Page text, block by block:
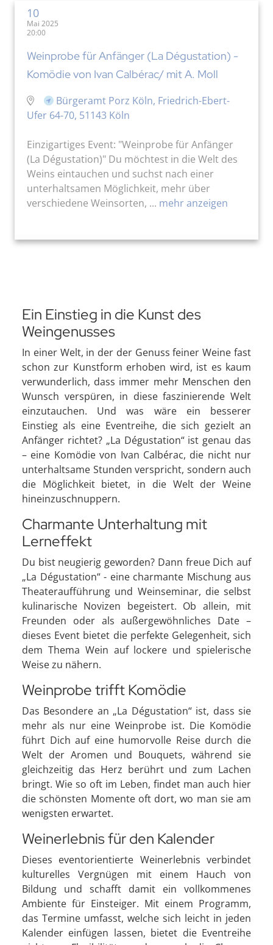
10
Mai 2025
20:00
Weinprobe für Anfänger (La Dégustation) -
Komödie von Ivan Calbérac/ mit A. Moll
Bürgeramt Porz Köln, Friedrich-Ebert-
Ufer 64-70, 51143 Köln
Einzigartiges Event: "Weinprobe für Anfänger
(La Dégustation)" Du möchtest in die Welt des
Weins eintauchen und suchst nach einer
unterhaltsamen Möglichkeit, mehr über
verschiedene Weinsorten, ... mehr anzeigen
Ein Einstieg in die Kunst des
Weingenusses
In einer Welt, in der der Genuss feiner Weine fast
schon zur Kunstform erhoben wird, ist es kaum
verwunderlich, dass immer mehr Menschen den
Wunsch verspüren, in diese faszinierende Welt
einzutauchen. Und was wäre ein besserer
Einstieg als eine Eventreihe, die sich gezielt an
Anfänger richtet? „La Dégustation“ ist genau das
– eine Komödie von Ivan Calbérac, die nicht nur
unterhaltsame Stunden verspricht, sondern auch
die Möglichkeit bietet, in die Welt der Weine
hineinzuschnuppern.
Charmante Unterhaltung mit
Lerneffekt
Du bist neugierig geworden? Dann freue Dich auf
„La Dégustation“ - eine charmante Mischung aus
Theateraufführung und Weinseminar, die selbst
kulinarische Novizen begeistert. Ob allein, mit
Freunden oder als außergewöhnliches Date –
dieses Event bietet die perfekte Gelegenheit, sich
dem Thema Wein auf lockere und spielerische
Weise zu nähern.
Weinprobe trifft Komödie
Das Besondere an „La Dégustation“ ist, dass sie
mehr als nur eine Weinprobe ist. Die Komödie
führt Dich auf eine humorvolle Reise durch die
Welt der Aromen und Bouquets, während sie
gleichzeitig das Herz berührt und zum Lachen
bringt. Wie so oft im Leben, findet man auch hier
die schönsten Momente oft dort, wo man sie am
wenigsten erwartet.
Weinerlebnis für den Kalender
Dieses eventorientierte Weinerlebnis verbindet
kulturelles Vergnügen mit einem Hauch von
Bildung und schafft damit ein vollkommenes
Ambiente für Einsteiger. Mit einem Programm,
das Termine umfasst, welche sich leicht in jeden
Kalender einfügen lassen, bietet die Eventreihe